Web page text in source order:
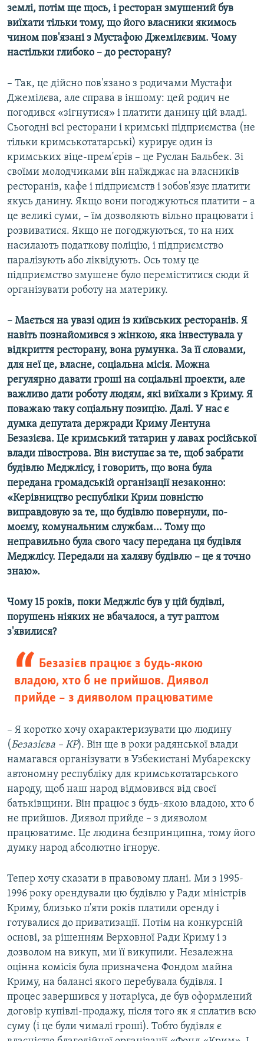
землі, потім ще щось, і ресторан змушений був
виїхати тільки тому, що його власники якимось
чином пов'язані з Мустафою Джемілєвим. Чому
настільки глибоко – до ресторану?
– Так, це дійсно пов'язано з родичами Мустафи
Джемілєва, але справа в іншому: цей родич не
погодився «зігнутися» і платити данину цій владі.
Сьогодні всі ресторани і кримські підприємства (не
тільки кримськотатарські) курирує один із
кримських віце-прем'єрів – це Руслан Бальбек. Зі
своїми молодчиками він наїжджає на власників
ресторанів, кафе і підприємств і зобов'язує платити
якусь данину. Якщо вони погоджуються платити – а
це великі суми, – їм дозволяють вільно працювати і
розвиватися. Якщо не погоджуються, то на них
насилають податкову поліцію, і підприємство
паралізують або ліквідують. Ось тому це
підприємство змушене було переміститися сюди й
організувати роботу на материку.
– Мається на увазі один із київських ресторанів. Я
навіть познайомився з жінкою, яка інвестувала у
відкриття ресторану, вона румунка. За її словами,
для неї це, власне, соціальна місія. Можна
регулярно давати гроші на соціальні проекти, але
важливо дати роботу людям, які виїхали з Криму. Я
поважаю таку соціальну позицію. Далі. У нас є
думка депутата держради Криму Лентуна
Безазієва. Це кримський татарин у лавах російської
влади півострова. Він виступає за те, щоб забрати
будівлю Меджлісу, і говорить, що вона була
передана громадській організації незаконно:
«Керівництво республіки Крим повністю
виправдовую за те, що будівлю повернули, по-
моєму, комунальним службам... Тому що
неправильно була свого часу передана ця будівля
Меджлісу. Передали на халяву будівлю – це я точно
знаю».
Чому 15 років, поки Меджліс був у цій будівлі,
порушень ніяких не вбачалося, а тут раптом
з'явилися?
Безазієв працює з будь-якою
владою, хто б не прийшов. Диявол
прийде – з дияволом працюватиме
– Я коротко хочу охарактеризувати цю людину
(Безазієва – КР). Він ще в роки радянської влади
намагався організувати в Узбекистані Мубарекску
автономну республіку для кримськотатарського
народу, щоб наш народ відмовився від своєї
батьківщини. Він працює з будь-якою владою, хто б
не прийшов. Диявол прийде – з дияволом
працюватиме. Це людина безпринципна, тому його
думку народ абсолютно ігнорує.
Тепер хочу сказати в правовому плані. Ми з 1995-
1996 року орендували цю будівлю у Ради міністрів
Криму, близько п'яти років платили оренду і
готувалися до приватизації. Потім на конкурсній
основі, за рішенням Верховної Ради Криму і з
дозволом на викуп, ми її викупили. Незалежна
оцінна комісія була призначена Фондом майна
Криму, на балансі якого перебувала будівля. І
процес завершився у нотаріуса, де був оформлений
договір купівлі-продажу, після того як я сплатив всю
суму (і це були чималі гроші). Тобто будівля є